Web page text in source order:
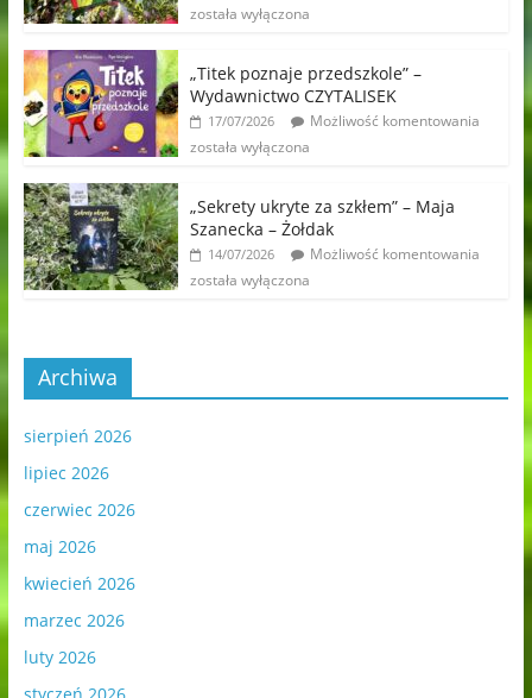
została wyłączona
„Titek poznaje przedszkole” –
Wydawnictwo CZYTALISEK
17/07/2026
Możliwość komentowania
została wyłączona
„Sekrety ukryte za szkłem” – Maja
Szanecka – Żołdak
14/07/2026
Możliwość komentowania
została wyłączona
Archiwa
sierpień 2026
lipiec 2026
czerwiec 2026
maj 2026
kwiecień 2026
marzec 2026
luty 2026
styczeń 2026